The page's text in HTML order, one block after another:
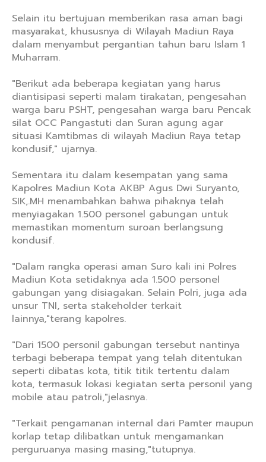
Selain itu bertujuan memberikan rasa aman bagi
masyarakat, khususnya di Wilayah Madiun Raya
dalam menyambut pergantian tahun baru Islam 1
Muharram.
"Berikut ada beberapa kegiatan yang harus
diantisipasi seperti malam tirakatan, pengesahan
warga baru PSHT, pengesahan warga baru Pencak
silat OCC Pangastuti dan Suran agung agar
situasi Kamtibmas di wilayah Madiun Raya tetap
kondusif," ujarnya.
Sementara itu dalam kesempatan yang sama
Kapolres Madiun Kota AKBP Agus Dwi Suryanto,
SIK,.MH menambahkan bahwa pihaknya telah
menyiagakan 1.500 personel gabungan untuk
memastikan momentum suroan berlangsung
kondusif.
"Dalam rangka operasi aman Suro kali ini Polres
Madiun Kota setidaknya ada 1.500 personel
gabungan yang disiagakan. Selain Polri, juga ada
unsur TNI, serta stakeholder terkait
lainnya,"terang kapolres.
"Dari 1500 personil gabungan tersebut nantinya
terbagi beberapa tempat yang telah ditentukan
seperti dibatas kota, titik titik tertentu dalam
kota, termasuk lokasi kegiatan serta personil yang
mobile atau patroli,"jelasnya.
"Terkait pengamanan internal dari Pamter maupun
korlap tetap dilibatkan untuk mengamankan
perguruanya masing masing,"tutupnya.